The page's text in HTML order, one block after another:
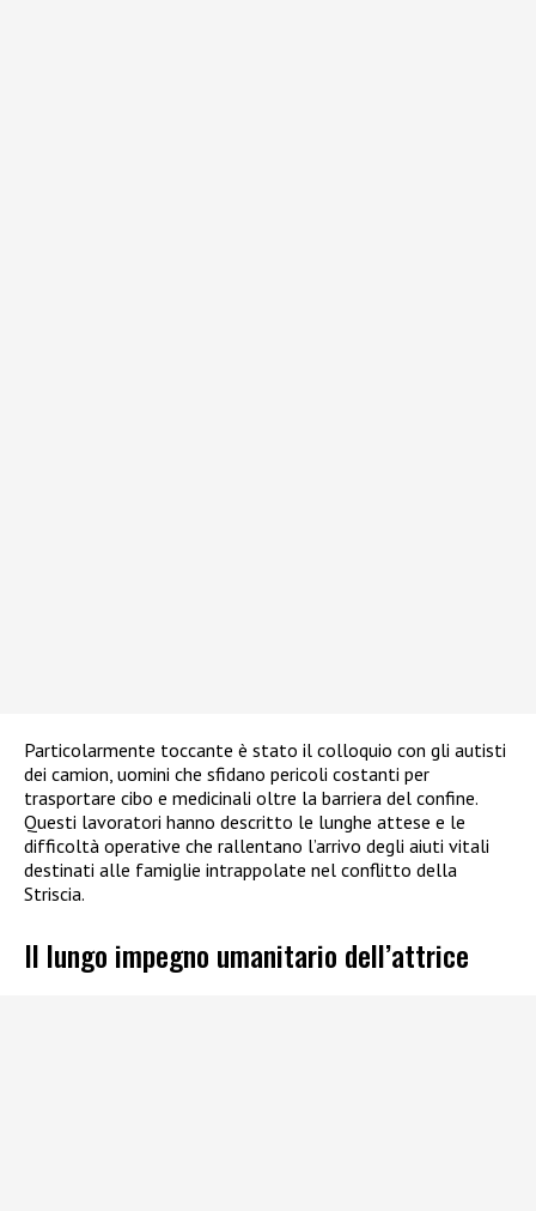
Particolarmente toccante è stato il colloquio con gli autisti
dei camion, uomini che sfidano pericoli costanti per
trasportare cibo e medicinali oltre la barriera del confine.
Questi lavoratori hanno descritto le lunghe attese e le
difficoltà operative che rallentano l’arrivo degli aiuti vitali
destinati alle famiglie intrappolate nel conflitto della
Striscia.
Il lungo impegno umanitario dell’attrice